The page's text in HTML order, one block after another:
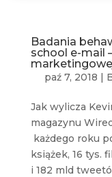
Badania
school e-mail
paź 7, 2018 |
Jak wylicza
magazynu
każdego roku
książek, 16 tys.
i 182 mld